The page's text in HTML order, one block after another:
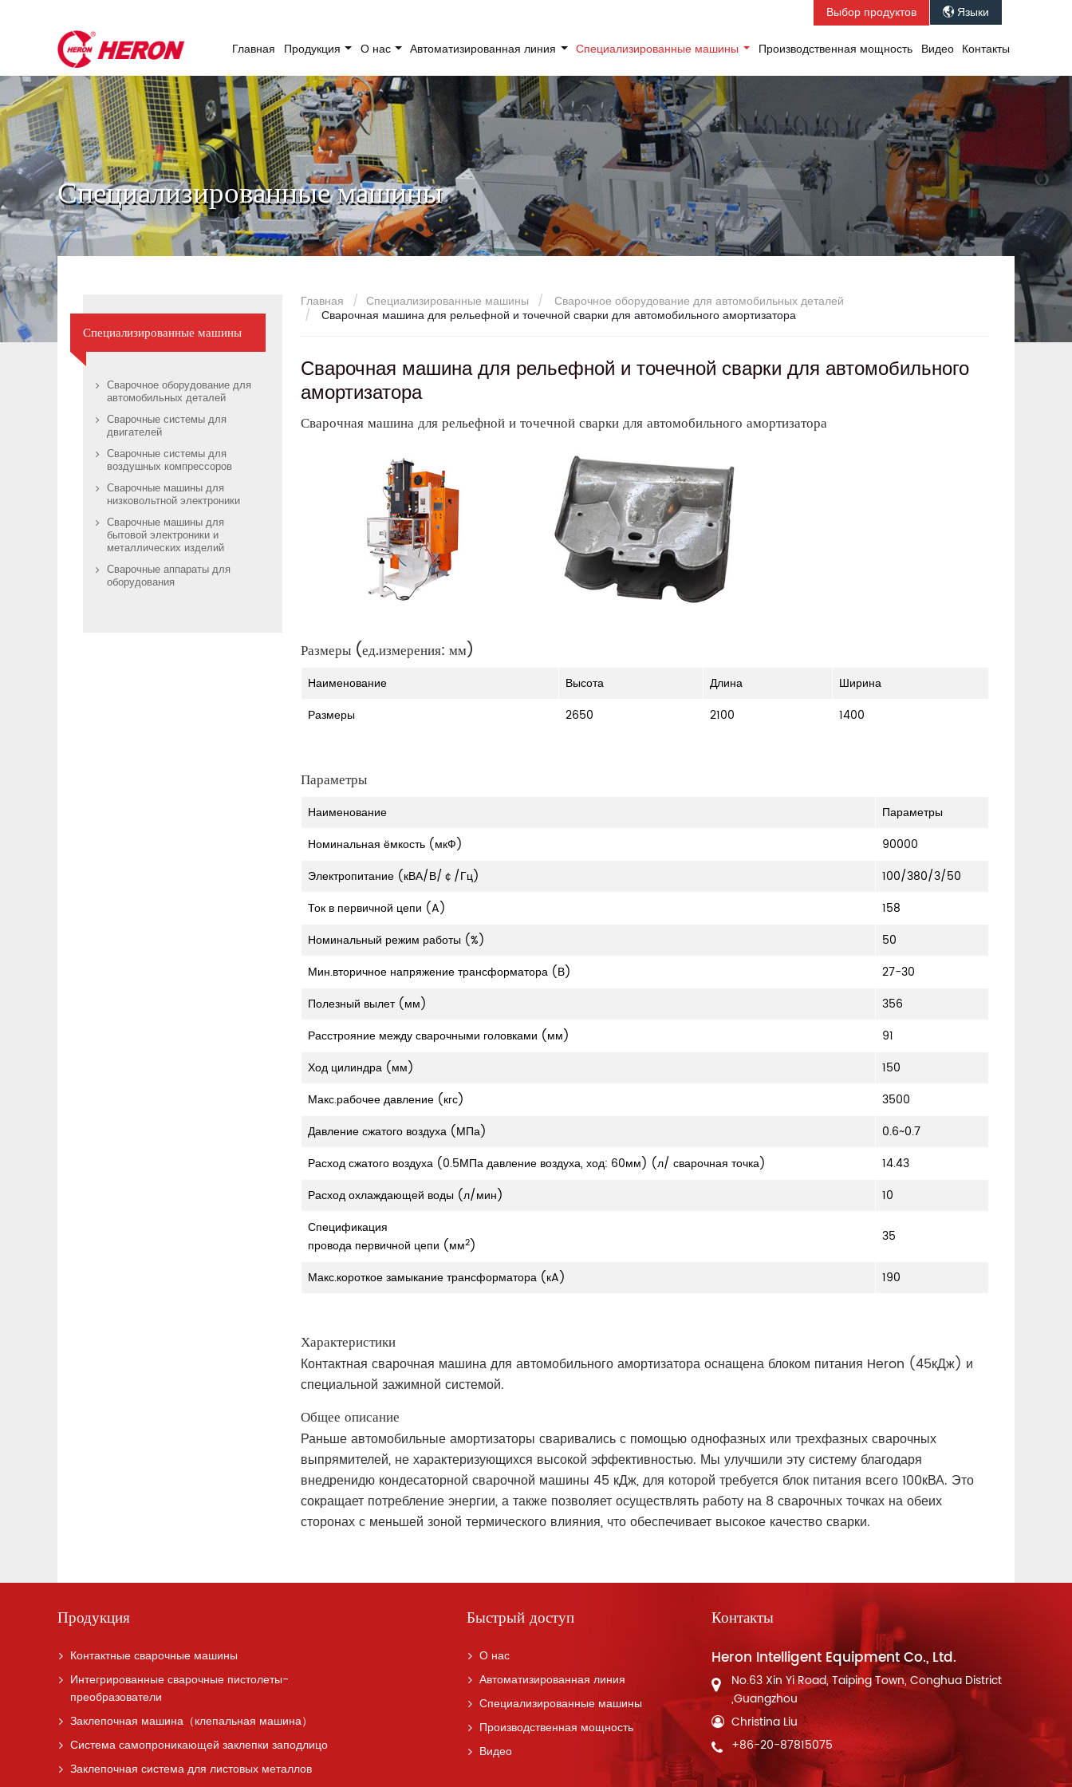
Выбор продуктов  Языки
Главная Продукция О нас Автоматизированная линия Специализированные машины Производственная мощность Видео Контакты
Специализированные машины
Главная Специализированные машины Сварочное оборудование для автомобильных деталей
Сварочная машина для рельефной и точечной сварки для автомобильного амортизатора
Сварочная машина для рельефной и точечной сварки для автомобильного
амортизатора
Сварочная машина для рельефной и точечной сварки для автомобильного амортизатора
Размеры (ед.измерения: мм)
Наименование Высота Длина
Ширина
Размеры
2650 2100 1400
Параметры
Наименование
Параметры
Номинальная ёмкость (мкФ)
90000
Электропитание (кВА/В/￠/Гц)
100/380/3/50
Ток в первичной цепи (A)
158
Номинальный режим работы (%)
50
Мин.вторичное напряжение трансформатора (В)
27-30
Полезный вылет (мм)
356
Расстрояние между сварочными головками (мм)
91
Ход цилиндра (мм)
150
Макс.рабочее давление (кгс)
3500
Давление сжатого воздуха (МПа)
0.6~0.7
Расход сжатого воздуха (0.5МПа давление воздуха, ход: 60мм) (л/ сварочная точка)
14.43
Расход охлаждающей воды (л/мин)
10
Спецификация
провода первичной цепи (мм2)
35
Макс.короткое замыкание трансформатора (кA) 190
Характеристики
Контактная сварочная машина для автомобильного амортизатора оснащена блоком питания Heron (45кДж) и
специальной зажимной системой.
Общее описание
Раньше автомобильные амортизаторы сваривались с помощью однофазных или трехфазных сварочных
выпрямителей, не характеризующихся высокой эффективностью. Мы улучшили эту систему благодаря
внедренидю кондесаторной сварочной машины 45 кДж, для которой требуется блок питания всего 100кВА. Это
сокращает потребление энергии, а также позволяет осуществлять работу на 8 сварочных точках на обеих
сторонах с меньшей зоной термического влияния, что обеспечивает высокое качество сварки.
Специализированные машины
Сварочное оборудование для
автомобильных деталей
Сварочные системы для
двигателей
Сварочные системы для
воздушных компрессоров
Сварочные машины для
низковольтной электроники
Сварочные машины для
бытовой электроники и
металлических изделий
Сварочные аппараты для
оборудования
Продукция
Контактные сварочные машины
Интегрированные сварочные пистолеты-
преобразователи
Заклепочная машина（клепальная машина）
Система самопроникающей заклепки заподлицо
Заклепочная система для листовых металлов
Быстрый доступ
О нас
Автоматизированная линия
Специализированные машины
Производственная мощность
Видео
Контакты
Heron Intelligent Equipment Co., Ltd.
No.63 Xin Yi Road, Taiping Town, Conghua District
,Guangzhou
Christina Liu
+86-20-87815075